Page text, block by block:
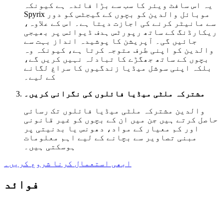
یہ اس سافٹ ویئر کا سب سے بڑا فائدہ ہے کیونکہ
Spyrix موبائل والدین کو بچوں کے گیجٹس کو دور
سے مانیٹر کرنے کی اجازت دیتا ہے۔ اس کے علاوہ،
ریکارڈنگ کے ساتھ رپورٹس ہدف ڈیوائس پر بھیجی
جائیں گی۔ آپریشن کا پوشیدہ انداز بہت سے
والدین کو اپنی طرف متوجہ کرتا ہے، کیونکہ وہ
بچوں کے ساتھ جھگڑے کا تبادلہ نہیں کریں گے،
بلکہ اپنی سوشل میڈیا زندگیوں کا سراغ لگانے
کے لیے۔
مشترکہ ملٹی میڈیا فائلوں کی نگرانی کریں۔
والدین مشترکہ ملٹی میڈیا فائلوں تک رسائی
حاصل کرتے ہیں جن میں ان کے بچوں کو غیر قانونی
اور کم معیار کے مواد، دھونس یا بدنیتی پر
مبنی تصاویر سے بچانے کے لیے اہم معلومات
ہوسکتی ہیں۔
ابھی استعمال کرنا شروع کریں۔
فوائد